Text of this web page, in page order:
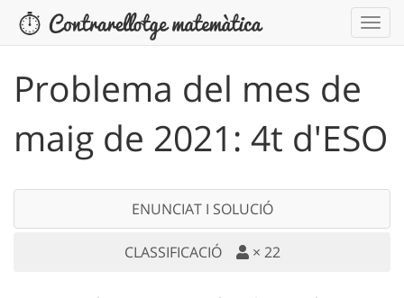
Problema del mes de
maig de 2021: 4t d'ESO
ENUNCIAT I SOLUCIÓ
CLASSIFICACIÓ × 22